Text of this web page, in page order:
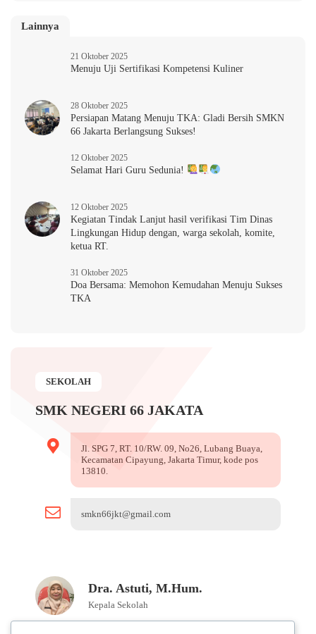
Lainnya
21 Oktober 2025
Menuju Uji Sertifikasi Kompetensi Kuliner
28 Oktober 2025
Persiapan Matang Menuju TKA: Gladi Bersih SMKN
66 Jakarta Berlangsung Sukses!
12 Oktober 2025
Selamat Hari Guru Sedunia!
12 Oktober 2025
Kegiatan Tindak Lanjut hasil verifikasi Tim Dinas
Lingkungan Hidup dengan, warga sekolah, komite,
ketua RT.
31 Oktober 2025
Doa Bersama: Memohon Kemudahan Menuju Sukses
TKA
SEKOLAH
SMK NEGERI 66 JAKATA
Jl. SPG 7, RT. 10/RW. 09, No26, Lubang Buaya,
Kecamatan Cipayung, Jakarta Timur, kode pos
13810.
smkn66jkt@gmail.com
Dra. Astuti, M.Hum.
Kepala Sekolah